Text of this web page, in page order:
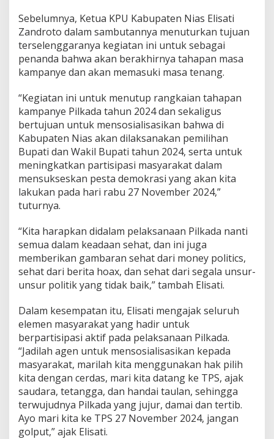
Sebelumnya, Ketua KPU Kabupaten Nias Elisati
Zandroto dalam sambutannya menuturkan tujuan
terselenggaranya kegiatan ini untuk sebagai
penanda bahwa akan berakhirnya tahapan masa
kampanye dan akan memasuki masa tenang.
“Kegiatan ini untuk menutup rangkaian tahapan
kampanye Pilkada tahun 2024 dan sekaligus
bertujuan untuk mensosialisasikan bahwa di
Kabupaten Nias akan dilaksanakan pemilihan
Bupati dan Wakil Bupati tahun 2024, serta untuk
meningkatkan partisipasi masyarakat dalam
mensukseskan pesta demokrasi yang akan kita
lakukan pada hari rabu 27 November 2024,”
tuturnya.
“Kita harapkan didalam pelaksanaan Pilkada nanti
semua dalam keadaan sehat, dan ini juga
memberikan gambaran sehat dari money politics,
sehat dari berita hoax, dan sehat dari segala unsur-
unsur politik yang tidak baik,” tambah Elisati.
Dalam kesempatan itu, Elisati mengajak seluruh
elemen masyarakat yang hadir untuk
berpartisipasi aktif pada pelaksanaan Pilkada.
“Jadilah agen untuk mensosialisasikan kepada
masyarakat, marilah kita menggunakan hak pilih
kita dengan cerdas, mari kita datang ke TPS, ajak
saudara, tetangga, dan handai taulan, sehingga
terwujudnya Pilkada yang jujur, damai dan tertib.
Ayo mari kita ke TPS 27 November 2024, jangan
golput,” ajak Elisati.